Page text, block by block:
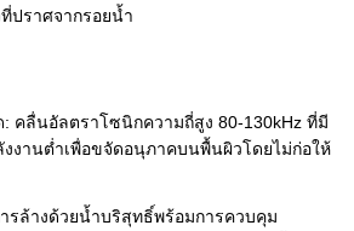
ปราศจากรอยน้ำ
: คลื่นอัลตราโซนิกความถี่สูง 80-130kHz ที่มี
งานต่ำเพื่อขจัดอนุภาคบนพื้นผิวโดยไม่ก่อให้
รล้างด้วยน้ำบริสุทธิ์พร้อมการควบคุม